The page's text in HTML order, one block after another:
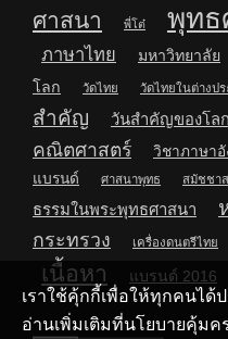
ศาสนา
พี่โต๋ พุทธ
ภาษาไทย มหาวิทยาลัย
โลก
วัดไทย วัดไทยในต่างปร
สำคัญ
วันสำคัญของโลก
คณิตศาสตร์
วิชาภาษาอั
แบรนด์
ศาสนาพุทธ สมัชชา
ธรรมในพระพุทธศาสนา
กระทรวง
เครื่องดนตรีไทย
เนื้อหา แบรนด์ 2016
เราใช้คุ้กกี้เพื่อให้ทุกคนไ
อ่านเพิ่มเติมที่นโยบายคุ้ม